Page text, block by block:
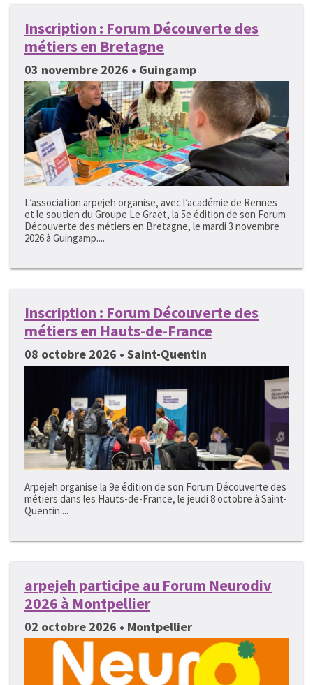
Inscription : Forum Découverte des
métiers en Bretagne
03 novembre 2026 • Guingamp
L’association arpejeh organise, avec l’académie de Rennes
et le soutien du Groupe Le Graët, la 5e édition de son Forum
Découverte des métiers en Bretagne, le mardi 3 novembre
2026 à Guingamp....
Inscription : Forum Découverte des
métiers en Hauts-de-France
08 octobre 2026 • Saint-Quentin
Arpejeh organise la 9e édition de son Forum Découverte des
métiers dans les Hauts-de-France, le jeudi 8 octobre à Saint-
Quentin....
arpejeh participe au Forum Neurodiv
2026 à Montpellier
02 octobre 2026 • Montpellier